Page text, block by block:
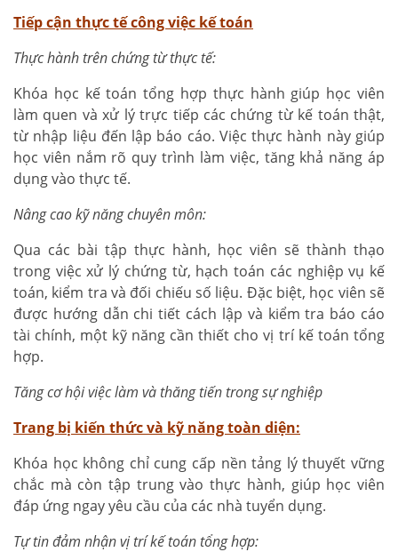
Tiếp cận thực tế công việc kế toán
Thực hành trên chứng từ thực tế:
Khóa học kế toán tổng hợp thực hành giúp học viên
làm quen và xử lý trực tiếp các chứng từ kế toán thật,
từ nhập liệu đến lập báo cáo. Việc thực hành này giúp
học viên nắm rõ quy trình làm việc, tăng khả năng áp
dụng vào thực tế.
Nâng cao kỹ năng chuyên môn:
Qua các bài tập thực hành, học viên sẽ thành thạo
trong việc xử lý chứng từ, hạch toán các nghiệp vụ kế
toán, kiểm tra và đối chiếu số liệu. Đặc biệt, học viên sẽ
được hướng dẫn chi tiết cách lập và kiểm tra báo cáo
tài chính, một kỹ năng cần thiết cho vị trí kế toán tổng
hợp.
Tăng cơ hội việc làm và thăng tiến trong sự nghiệp
Trang bị kiến thức và kỹ năng toàn diện:
Khóa học không chỉ cung cấp nền tảng lý thuyết vững
chắc mà còn tập trung vào thực hành, giúp học viên
đáp ứng ngay yêu cầu của các nhà tuyển dụng.
Tự tin đảm nhận vị trí kế toán tổng hợp: